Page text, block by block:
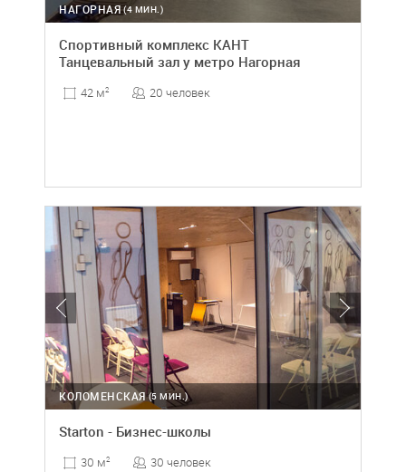
(4 МИН.)
НАГОРНАЯ
Спортивный комплекс КАНТ
Танцевальный зал у метро Нагорная
42 м2 20 человек
(5 МИН.)
КОЛОМЕНСКАЯ
Starton - Бизнес-школы
30 м2 30 человек